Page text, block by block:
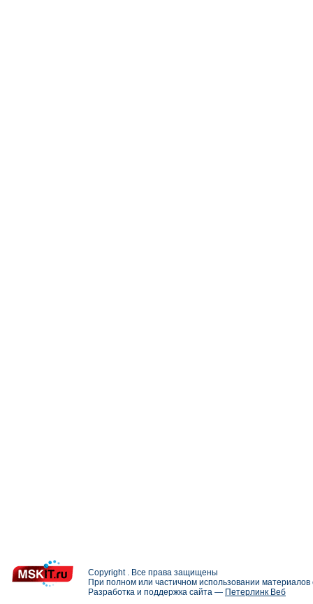
Copyright . Все права защищены
При полном или частичном использовании
Разработка и поддержка сайта — Петерлинк Веб